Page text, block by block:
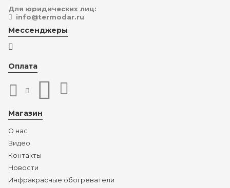
Для юридических лиц:
info@termodar.ru
Мессенджеры
Оплата
Магазин
О нас
Видео
Контакты
Новости
Инфракрасные обогреватели